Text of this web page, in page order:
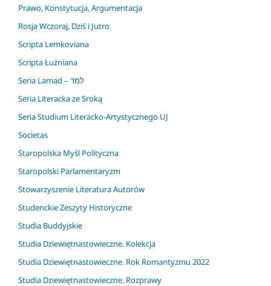
Prawo, Konstytucja, Argumentacja
Rosja Wczoraj, Dziś i Jutro
Scripta Lemkoviana
Scripta Łużniana
Seria Lamad – למד
Seria Literacka ze Sroką
Seria Studium Literacko-Artystycznego UJ
Societas
Staropolska Myśl Polityczna
Staropolski Parlamentaryzm
Stowarzyszenie Literatura Autorów
Studenckie Zeszyty Historyczne
Studia Buddyjskie
Studia Dziewiętnastowieczne. Kolekcja
Studia Dziewiętnastowieczne. Rok Romantyzmu 2022
Studia Dziewiętnastowieczne. Rozprawy